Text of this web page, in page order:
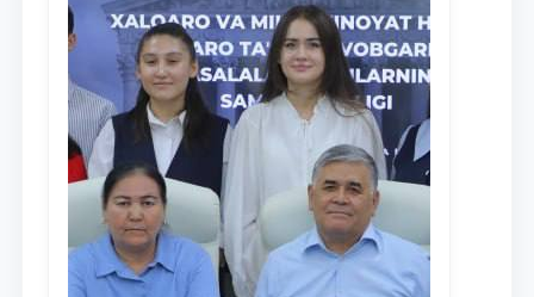
Ism va familiyangiz
Telefon raqamingiz
Pochta
yuborish